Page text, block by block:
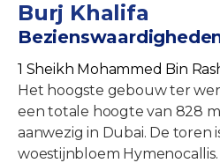
Burj Khalifa
1 Sheikh Mohammed Bin
Het hoogste gebouw ter
een totale hoogte van 828
aanwezig in Dubai. De toren
woestijnbloem Hymenocallis.